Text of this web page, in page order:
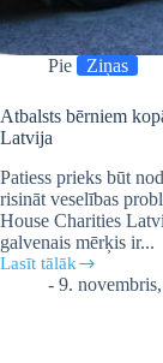
Pie Ziņas
Atbalsts bērniem
Latvija
Patiess prieks būt
risināt veselības
House Charities
galvenais mērķis ir...
Lasīt tālāk
Atbalsts
bērniem
- 9.